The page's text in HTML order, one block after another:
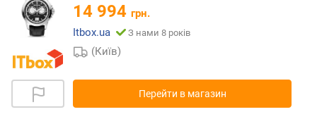
14 994 грн.
Itbox.ua
З нами 8 років
(Київ)
Перейти в магазин